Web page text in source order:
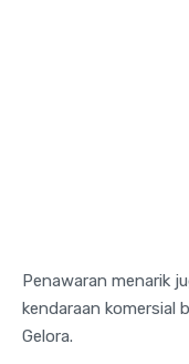
Penawaran menarik
kendaraan komersial
Gelora.